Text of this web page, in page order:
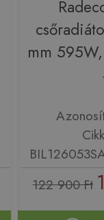
mm
122 900 Ft